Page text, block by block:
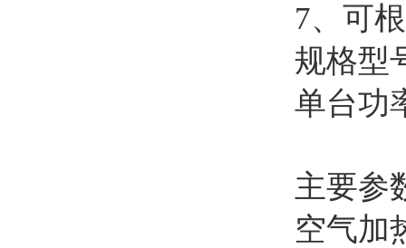
7、可
规格型
单台功
主要参
空气加